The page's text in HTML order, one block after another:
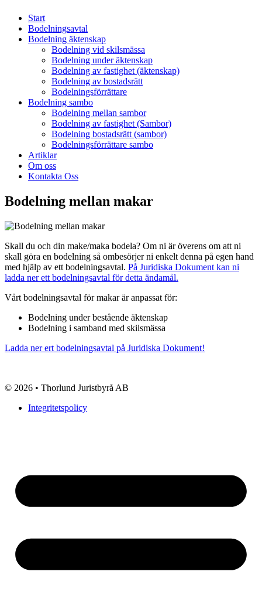
Start
Bodelningsavtal
Bodelning äktenskap
Bodelning vid skilsmässa
Bodelning under äktenskap
Bodelning av fastighet (äktenskap)
Bodelning av bostadsrätt
Bodelningsförrättare
Bodelning sambo
Bodelning mellan sambor
Bodelning av fastighet (Sambor)
Bodelning bostadsrätt (sambor)
Bodelningsförrättare sambo
Artiklar
Om oss
Kontakta Oss
Bodelning mellan makar
Skall du och din make/maka bodela? Om ni är överens om att ni
skall göra en bodelning så ombesörjer ni enkelt denna på egen hand
med hjälp av ett bodelningsavtal. På Juridiska Dokument kan ni
ladda ner ett bodelningsavtal för detta ändamål.
Vårt bodelningsavtal för makar är anpassat för:
Bodelning under bestående äktenskap
Bodelning i samband med skilsmässa
Ladda ner ert bodelningsavtal på Juridiska Dokument!
© 2026 • Thorlund Juristbyrå AB
Integritetspolicy